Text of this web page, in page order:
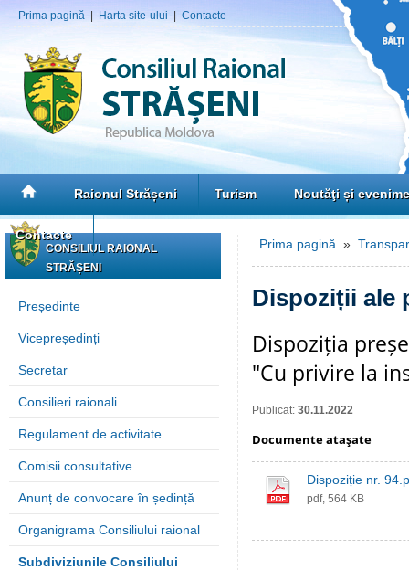
Prima pagină Harta site-ului Contacte
Raionul Strășeni Turism Noutăţi și
Contacte
CONSILIUL RAIONAL
STRĂȘENI
Președinte
Vicepreședinți
Secretar
Consilieri raionali
Regulament de activitate
Comisii consultative
Anunț de convocare în ședință
Organigrama Consiliului raional
Subdiviziunile Consiliului
Prima pagină »
Dispoziții ale
Dispoziția
"Cu privire la
Publicat: 30.11.2022
Documente ataşate
Dispoziție nr.
pdf, 564 KB